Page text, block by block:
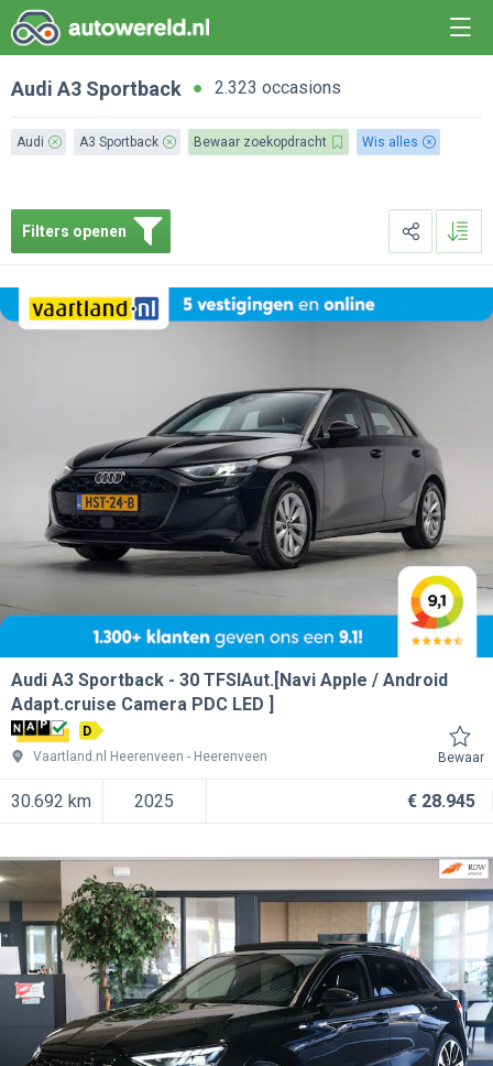
Audi A3 Sportback 2.323 occasions
Audi A3 Sportback Bewaar zoekopdracht Wis alles
Filters openen
Audi A3 Sportback
30 TFSIAut.[Navi Apple / Android
Adapt.cruise Camera PDC LED ]
D
Vaartland.nl Heerenveen
Heerenveen Bewaar
30.692 km 2025 € 28.945